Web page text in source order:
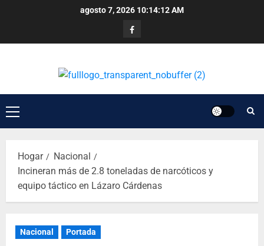
agosto 7, 2026 10:14:12 AM
Hogar
Nacional
Incineran más de 2.8 toneladas de narcóticos y
equipo táctico en Lázaro Cárdenas
Nacional Portada